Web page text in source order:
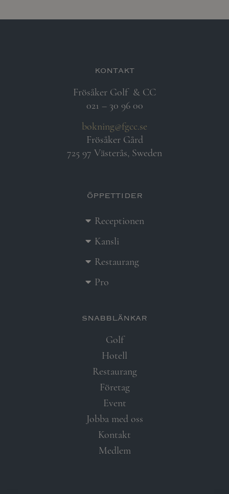
kontakt
Frösåker Golf & CC
021 – 30 96 00
bokning@fgcc.se
Frösåker Gård
725 97 Västerås, Sweden
öppettider
Receptionen
Kansli
Restaurang
Pro
snabblänkar​
Golf
Hotell
Restaurang
Företag
Event
Jobba med oss
Kontakt
Medlem